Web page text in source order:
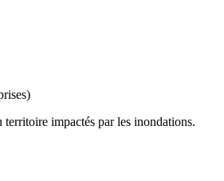
impactés par les inondations.